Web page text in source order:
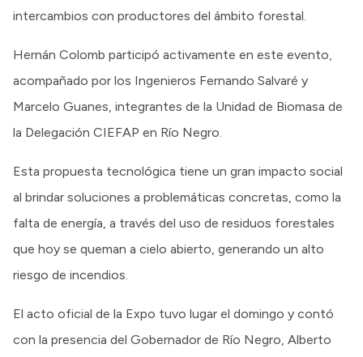
intercambios con productores del ámbito forestal.
Hernán Colomb participó activamente en este evento,
acompañado por los Ingenieros Fernando Salvaré y
Marcelo Guanes, integrantes de la Unidad de Biomasa de
la Delegación CIEFAP en Río Negro.
Esta propuesta tecnológica tiene un gran impacto social
al brindar soluciones a problemáticas concretas, como la
falta de energía, a través del uso de residuos forestales
que hoy se queman a cielo abierto, generando un alto
riesgo de incendios.
El acto oficial de la Expo tuvo lugar el domingo y contó
con la presencia del Gobernador de Río Negro, Alberto